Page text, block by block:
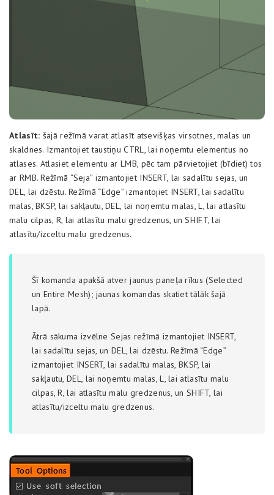
Atlasīt: šajā režīmā varat atlasīt atsevišķas virsotnes, malas un
skaldnes. Izmantojiet taustiņu CTRL, lai noņemtu elementus no
atlases. Atlasiet elementu ar LMB, pēc tam pārvietojiet (bīdiet) tos
ar RMB. Režīmā “Seja” izmantojiet INSERT, lai sadalītu sejas, un
DEL, lai dzēstu. Režīmā “Edge” izmantojiet INSERT, lai sadalītu
malas, BKSP, lai sakļautu, DEL, lai noņemtu malas, L, lai atlasītu
malu cilpas, R, lai atlasītu malu gredzenus, un SHIFT, lai
atlasītu/izceltu malu gredzenus.
Šī komanda apakšā atverjaunus paneļa rīkus (Selected
un Entire Mesh); jaunas komandas skatiet tālāk šajā
lapā.
Ātrā sākuma izvēlne Sejas režīmā izmantojiet INSERT,
lai sadalītu sejas, un DEL, lai dzēstu. Režīmā “Edge”
izmantojiet INSERT, lai sadalītu malas, BKSP, lai
sakļautu, DEL, lai noņemtu malas, L, lai atlasītu malu
cilpas, R, lai atlasītu malu gredzenus, un SHIFT, lai
atlasītu/izceltu malu gredzenus.